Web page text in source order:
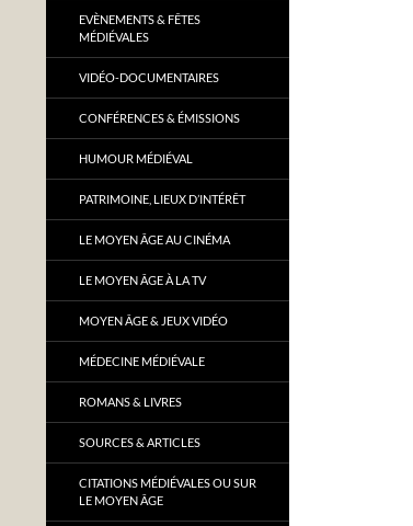
EVÈNEMENTS & FÊTES
MÉDIÉVALES
VIDÉO-DOCUMENTAIRES
CONFÉRENCES & ÉMISSIONS
HUMOUR MÉDIÉVAL
PATRIMOINE, LIEUX D’INTÉRÊT
LE MOYEN ÂGE AU CINÉMA
LE MOYEN ÂGE À LA TV
MOYEN ÂGE & JEUX VIDÉO
MÉDECINE MÉDIÉVALE
ROMANS & LIVRES
SOURCES & ARTICLES
CITATIONS MÉDIÉVALES OU SUR
LE MOYEN ÂGE